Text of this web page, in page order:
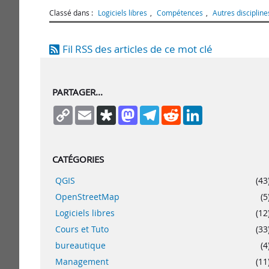
Classé dans : Logiciels libres , Compétences , Autres
Fil RSS des articles de ce mot clé
PARTAGER...
Copy
Link
Email DiasporaMastodonTelegram
Reddit
CATÉGORIES
QGIS
OpenStreetMap
Logiciels libres
Cours et Tuto
bureautique
Management